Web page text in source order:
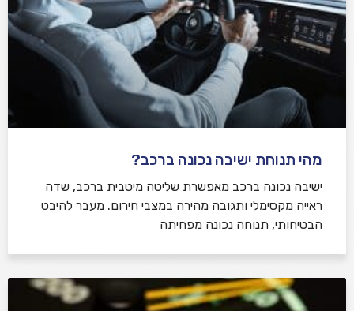
מהי תנוחת ישיבה נכונה ברכב?
ישיבה נכונה ברכב מאפשרת שליטה מיטבית ברכב, שדה
ראייה מקסימלי ותגובה מהירה במצבי חירום. מעבר להיבט
הבטיחותי, תנוחה נכונה מפחיתה